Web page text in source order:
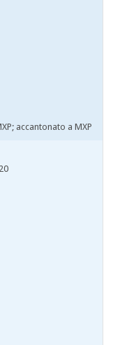
accantonato a MXP